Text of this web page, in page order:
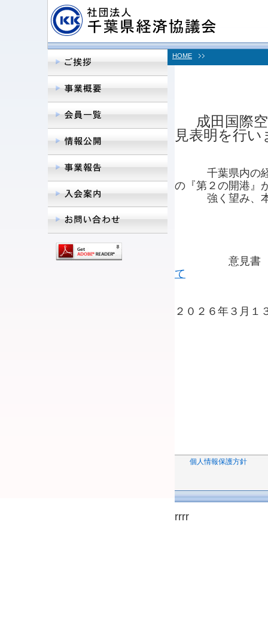
HOME
成田国際
見表明を行い
千葉県内の経済
の『第２の開港』
強く望み、本日
意見
て
２０２６年３月１
rrrr